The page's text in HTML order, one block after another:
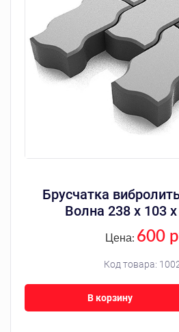
Брусчатка
Волна 238 х 103
Код товара:
Цена: 600
В корзину